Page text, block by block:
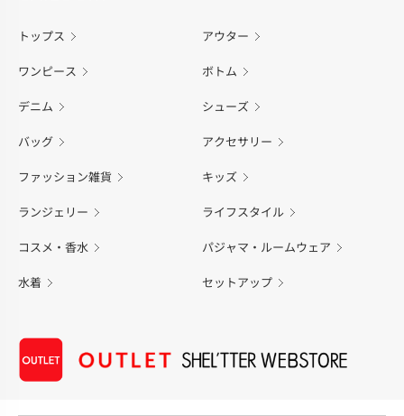
トップス アウター
ワンピース ボトム
デニム シューズ
バッグ アクセサリー
ファッション雑貨 キッズ
ランジェリー ライフスタイル
コスメ・香水 パジャマ・ルームウェア
水着 セットアップ